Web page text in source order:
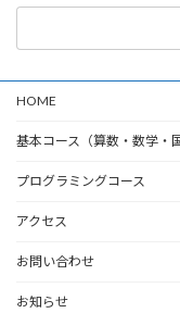
HOME
基本コース（算数・数学・
プログラミングコース
アクセス
お問い合わせ
お知らせ